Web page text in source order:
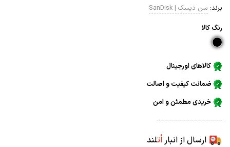
برند: سن دیسک | SanDisk
رنگ كالا
کالاهای اورجینال
ضمانت کیفیت و اصالت
خریدی مطمئن و امن
--------------------------------
ارسال از انباراُتلند